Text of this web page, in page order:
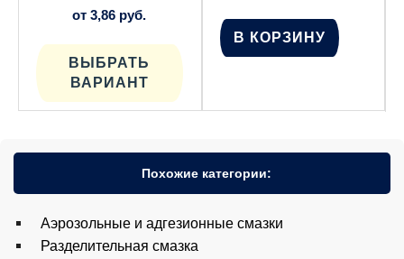
от3,86 руб.
ВЫБРАТЬ
ВАРИАНТ
В КОРЗИНУ
Похожие категории:
Аэрозольные и адгезионные смазки
Разделительная смазка